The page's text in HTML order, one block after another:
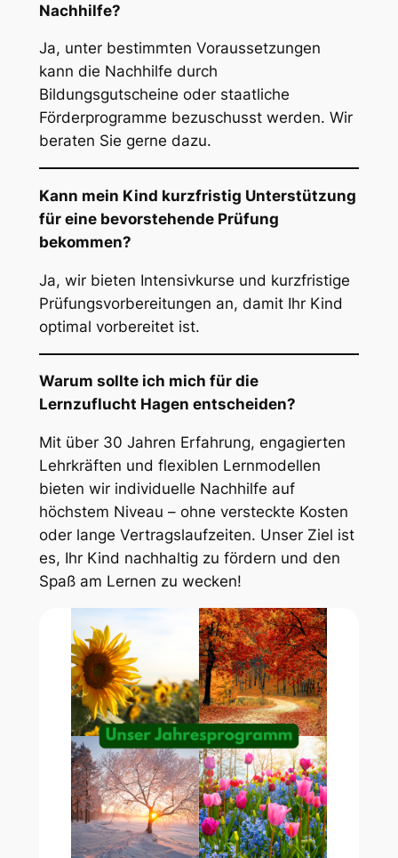
Nachhilfe?
Ja, unter bestimmten Voraussetzungen
kann die Nachhilfe durch
Bildungsgutscheine oder staatliche
Förderprogramme bezuschusst werden. Wir
beraten Sie gerne dazu.
Kann mein Kind kurzfristig Unterstützung
für eine bevorstehende Prüfung
bekommen?
Ja, wir bieten Intensivkurse und kurzfristige
Prüfungsvorbereitungen an, damit Ihr Kind
optimal vorbereitet ist.
Warum sollte ich mich für die
Lernzuflucht Hagen entscheiden?
Mit über 30 Jahren Erfahrung, engagierten
Lehrkräften und flexiblen Lernmodellen
bieten wir individuelle Nachhilfe auf
höchstem Niveau – ohne versteckte Kosten
oder lange Vertragslaufzeiten. Unser Ziel ist
es, Ihr Kind nachhaltig zu fördern und den
Spaß am Lernen zu wecken!